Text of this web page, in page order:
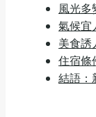
風光多
氣候宜
美食誘
住宿條
結語：